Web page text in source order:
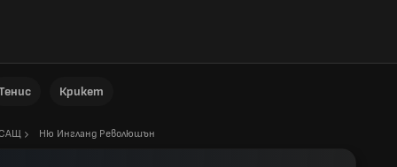
Крикет
САЩ Ню Ингланд Революшън